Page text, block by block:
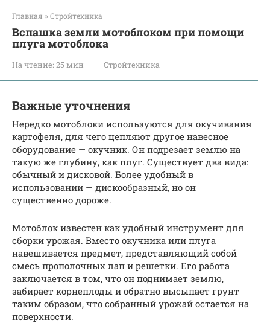
Главная » Стройтехника
Вспашка земли мотоблоком при помощи
плуга мотоблока
На чтение: 25 мин Стройтехника
Важные уточнения
Нередко мотоблоки используются для окучивания
картофеля, для чего цепляют другое навесное
оборудование — окучник. Он подрезает землю на
такую же глубину, как плуг. Существует два вида:
обычный и дисковой. Более удобный в
использовании — дискообразный, но он
существенно дороже.
Мотоблок известен как удобный инструмент для
сборки урожая. Вместо окучника или плуга
навешивается предмет, представляющий собой
смесь прополочных лап и решетки. Его работа
заключается в том, что он поднимает землю,
забирает корнеплоды и обратно высыпает грунт
таким образом, что собранный урожай остается на
поверхности.